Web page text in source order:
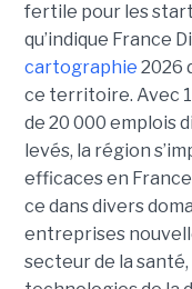
fertile pour les
qu’indique France
cartographie 2026
ce territoire. Avec
de 20 000 emplois
levés, la région
efficaces en
ce dans divers
entreprises
secteur de la santé,